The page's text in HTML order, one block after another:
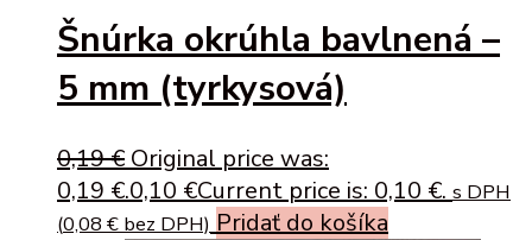
Šnúrka okrúhla bavlnená –
5 mm (tyrkysová)
0,19€ Original price was:
0,19 €.0,10 €Current price is: 0,10 €. s DPH
(0,08 € bez DPH) Pridať do košíka